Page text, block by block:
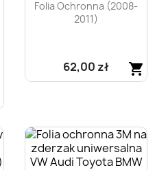
Folia Ochronna (2008-
2011)
shopping_cart
62,00 zł